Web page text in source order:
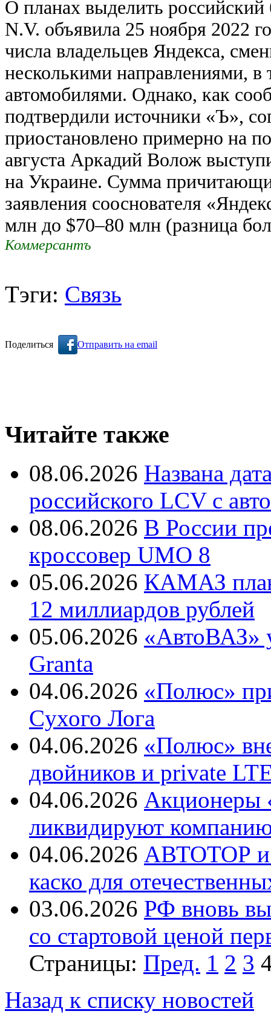
О планах выделить российский
N.V. объявила 25 ноября 2022
числа владельцев Яндекса,
несколькими направлениями,
автомобилями. Однако, как
подтвердили источники «Ъ»,
приостановлено примерно на
августа Аркадий Волож
на Украине. Сумма
заявления сооснователя
млн до $70–80 млн (разница
Коммерсантъ
Тэги: Связь
Поделиться Отправить на email
Читайте также
08.06.2026 Названа
российского LCV с
08.06.2026 В России
кроссовер UMO 8
05.06.2026 КАМАЗ
12 миллиардов рублей
05.06.2026 «АвтоВАЗ»
Granta
04.06.2026 «Полюс»
Cухого Лога
04.06.2026 «Полюс»
двойников и private
04.06.2026 Акционеры
ликвидируют компанию
04.06.2026 АВТОТОР и
каско для
03.06.2026 РФ вновь
со стартовой ценой
Страницы: Пред. 1 2 3
Назад к списку новостей